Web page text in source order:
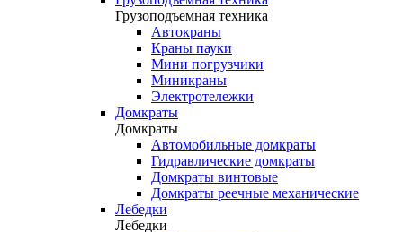
Грузоподъемная техника
Автокраны
Краны пауки
Мини погрузчики
Миникраны
Электротележки
Домкраты
Домкраты
Автомобильные домкраты
Гидравлические домкраты
Домкраты винтовые
Домкраты реечные механические
Лебедки
Лебедки